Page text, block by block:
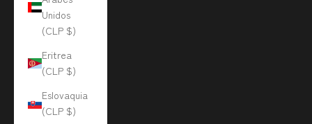
Unidos
(CLP $)
Eritrea
(CLP $)
Eslovaquia
(CLP $)